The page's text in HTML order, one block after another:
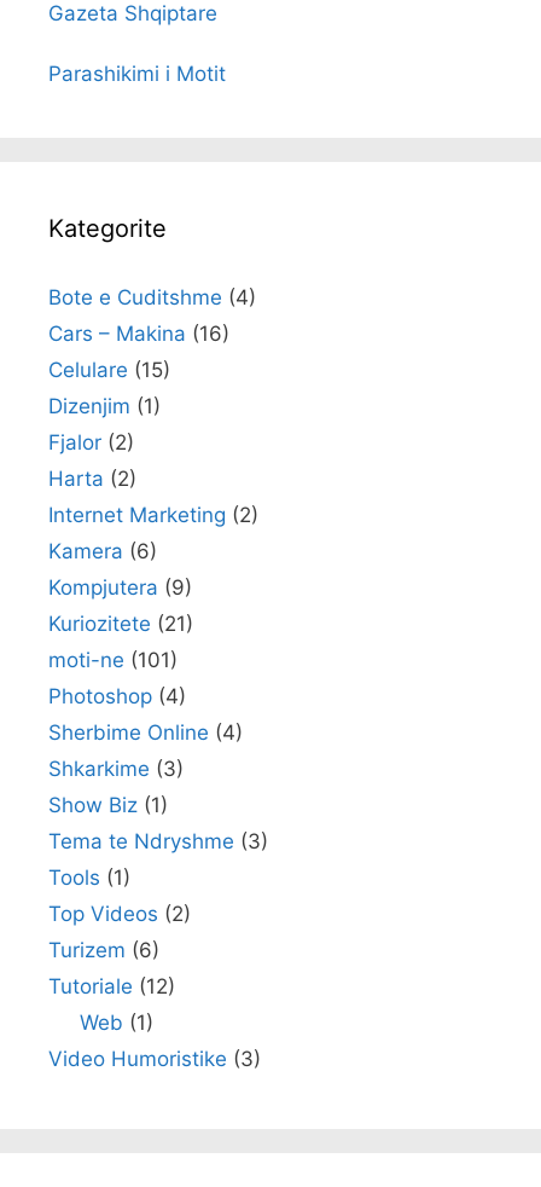
Gazeta Shqiptare
Parashikimi i Motit
Kategorite
Bote e Cuditshme (4)
Cars – Makina (16)
Celulare (15)
Dizenjim (1)
Fjalor (2)
Harta (2)
Internet Marketing (2)
Kamera (6)
Kompjutera (9)
Kuriozitete (21)
moti-ne (101)
Photoshop (4)
Sherbime Online (4)
Shkarkime (3)
Show Biz (1)
Tema te Ndryshme (3)
Tools (1)
Top Videos (2)
Turizem (6)
Tutoriale (12)
Web (1)
Video Humoristike (3)